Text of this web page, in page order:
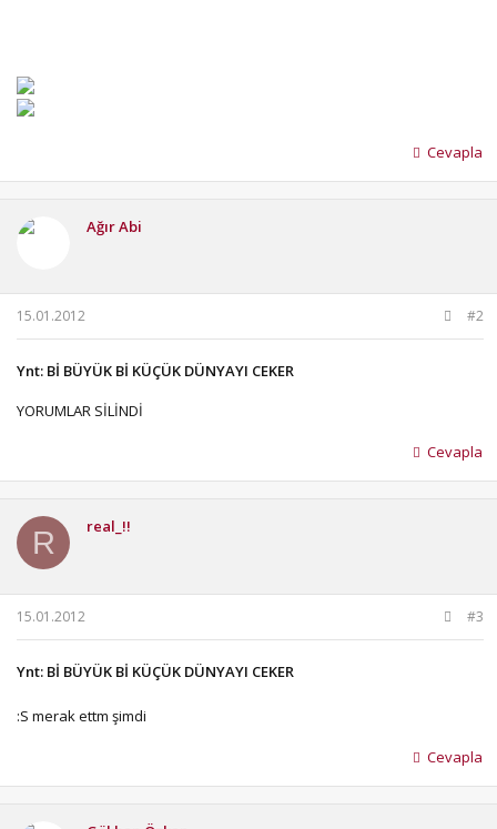
Cevapla
Ağır Abi
15.01.2012 #2
Ynt: Bİ BÜYÜK Bİ KÜÇÜK DÜNYAYI CEKER
YORUMLAR SİLİNDİ
Cevapla
R real_!!
15.01.2012 #3
Ynt: Bİ BÜYÜK Bİ KÜÇÜK DÜNYAYI CEKER
:S merak ettm şimdi
Cevapla